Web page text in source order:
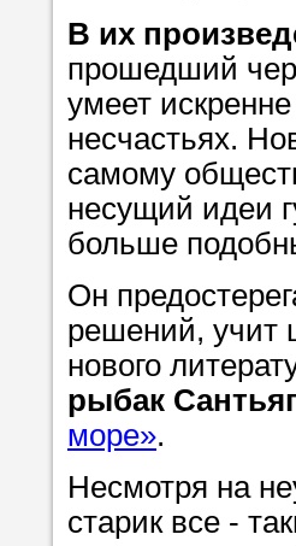
Мы
советам,
репетитора
Совет 2.
заявку на
то в поле
укажите как
чтобы мы
В их
прошедший
умеет
несчастьях.
самому
несущий идеи
больше
Он
решений, учит
нового
рыбак
море».
Несмотря на
старик все -